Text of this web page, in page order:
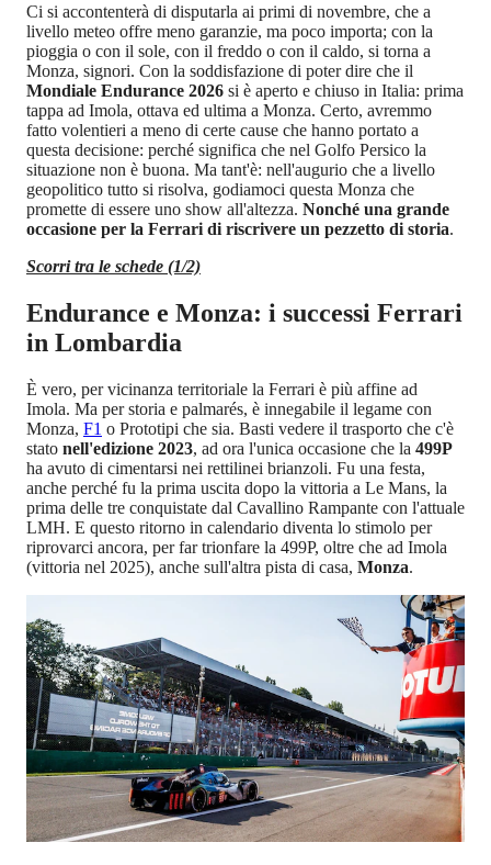
Ci si accontenterà di disputarla ai primi di novembre, che a
livello meteo offre meno garanzie, ma poco importa; con la
pioggia o con il sole, con il freddo o con il caldo, si torna a
Monza, signori. Con la soddisfazione di poter dire che il
Mondiale Endurance 2026 si è aperto e chiuso in Italia: prima
tappa ad Imola, ottava ed ultima a Monza. Certo, avremmo
fatto volentieri a meno di certe cause che hanno portato a
questa decisione: perché significa che nel Golfo Persico la
situazione non è buona. Ma tant'è: nell'augurio che a livello
geopolitico tutto si risolva, godiamoci questa Monza che
promette di essere uno show all'altezza. Nonché una grande
occasione per la Ferrari di riscrivere un pezzetto di storia.
Scorri tra le schede (1/2)
Endurance e Monza: i successi Ferrari
in Lombardia
È vero, per vicinanza territoriale la Ferrari è più affine ad
Imola. Ma per storia e palmarés, è innegabile il legame con
Monza, F1 o Prototipi che sia. Basti vedere il trasporto che c'è
stato nell'edizione 2023, ad ora l'unica occasione che la 499P
ha avuto di cimentarsi nei rettilinei brianzoli. Fu una festa,
anche perché fu la prima uscita dopo la vittoria a Le Mans, la
prima delle tre conquistate dal Cavallino Rampante con l'attuale
LMH. E questo ritorno in calendario diventa lo stimolo per
riprovarci ancora, per far trionfare la 499P, oltre che ad Imola
(vittoria nel 2025), anche sull'altra pista di casa, Monza.